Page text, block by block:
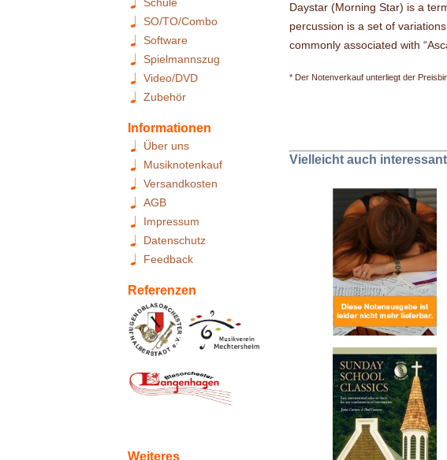
SO/TO/Combo
Software
Spielmannszug
Video/DVD
Zubehör
Informationen
Über uns
Musiknotenkauf
Versandkosten
AGB
Impressum
Datenschutz
Feedback
Referenzen
Weiteres
Daystar (Morning Star) is a
percussion is a set of
commonly associated with
* Der Notenverkauf unterliegt der
Vielleicht auch